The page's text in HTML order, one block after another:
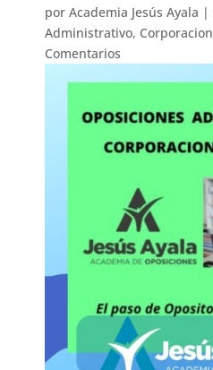
porAcademia Jesús Ayala |
Administrativo,
Comentarios